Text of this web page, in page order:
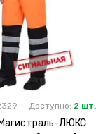
Доступно: 2 шт.
ЛЮКС